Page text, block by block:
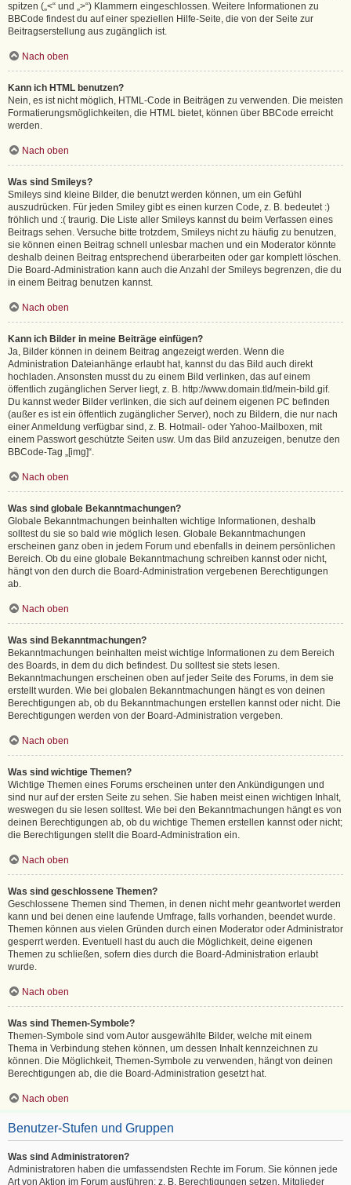
spitzen („<“ und „>“) Klammern eingeschlossen. Weitere Informationen zu
BBCode findest du auf einer speziellen Hilfe-Seite, die von der Seite zur
Beitragserstellung aus zugänglich ist.
Nach oben
Kann ich HTML benutzen?
Nein, es ist nicht möglich, HTML-Code in Beiträgen zu verwenden. Die meisten
Formatierungsmöglichkeiten, die HTML bietet, können über BBCode erreicht
werden.
Nach oben
Was sind Smileys?
Smileys sind kleine Bilder, die benutzt werden können, um ein Gefühl
auszudrücken. Für jeden Smiley gibt es einen kurzen Code, z. B. bedeutet :)
fröhlich und :( traurig. Die Liste aller Smileys kannst du beim Verfassen eines
Beitrags sehen. Versuche bitte trotzdem, Smileys nicht zu häufig zu benutzen,
sie können einen Beitrag schnell unlesbar machen und ein Moderator könnte
deshalb deinen Beitrag entsprechend überarbeiten oder gar komplett löschen.
Die Board-Administration kann auch die Anzahl der Smileys begrenzen, die du
in einem Beitrag benutzen kannst.
Nach oben
Kann ich Bilder in meine Beiträge einfügen?
Ja, Bilder können in deinem Beitrag angezeigt werden. Wenn die
Administration Dateianhänge erlaubt hat, kannst du das Bild auch direkt
hochladen. Ansonsten musst du zu einem Bild verlinken, das auf einem
öffentlich zugänglichen Server liegt, z. B. http://www.domain.tld/mein-bild.gif.
Du kannst weder Bilder verlinken, die sich auf deinem eigenen PC befinden
(außer es ist ein öffentlich zugänglicher Server), noch zu Bildern, die nur nach
einer Anmeldung verfügbar sind, z. B. Hotmail- oder Yahoo-Mailboxen, mit
einem Passwort geschützte Seiten usw. Um das Bild anzuzeigen, benutze den
BBCode-Tag „[img]“.
Nach oben
Was sind globale Bekanntmachungen?
Globale Bekanntmachungen beinhalten wichtige Informationen, deshalb
solltest du sie so bald wie möglich lesen. Globale Bekanntmachungen
erscheinen ganz oben in jedem Forum und ebenfalls in deinem persönlichen
Bereich. Ob du eine globale Bekanntmachung schreiben kannst oder nicht,
hängt von den durch die Board-Administration vergebenen Berechtigungen
ab.
Nach oben
Was sind Bekanntmachungen?
Bekanntmachungen beinhalten meist wichtige Informationen zu dem Bereich
des Boards, in dem du dich befindest. Du solltest sie stets lesen.
Bekanntmachungen erscheinen oben auf jeder Seite des Forums, in dem sie
erstellt wurden. Wie bei globalen Bekanntmachungen hängt es von deinen
Berechtigungen ab, ob du Bekanntmachungen erstellen kannst oder nicht. Die
Berechtigungen werden von der Board-Administration vergeben.
Nach oben
Was sind wichtige Themen?
Wichtige Themen eines Forums erscheinen unter den Ankündigungen und
sind nur auf der ersten Seite zu sehen. Sie haben meist einen wichtigen Inhalt,
weswegen du sie lesen solltest. Wie bei den Bekanntmachungen hängt es von
deinen Berechtigungen ab, ob du wichtige Themen erstellen kannst oder nicht;
die Berechtigungen stellt die Board-Administration ein.
Nach oben
Was sind geschlossene Themen?
Geschlossene Themen sind Themen, in denen nicht mehr geantwortet werden
kann und bei denen eine laufende Umfrage, falls vorhanden, beendet wurde.
Themen können aus vielen Gründen durch einen Moderator oder Administrator
gesperrt werden. Eventuell hast du auch die Möglichkeit, deine eigenen
Themen zu schließen, sofern dies durch die Board-Administration erlaubt
wurde.
Nach oben
Was sind Themen-Symbole?
Themen-Symbole sind vom Autor ausgewählte Bilder, welche mit einem
Thema in Verbindung stehen können, um dessen Inhalt kennzeichnen zu
können. Die Möglichkeit, Themen-Symbole zu verwenden, hängt von deinen
Berechtigungen ab, die die Board-Administration gesetzt hat.
Nach oben
Benutzer-Stufen und Gruppen
Was sind Administratoren?
Administratoren haben die umfassendsten Rechte im Forum. Sie können jede
Art von Aktion im Forum ausführen; z. B. Berechtigungen setzen, Mitglieder